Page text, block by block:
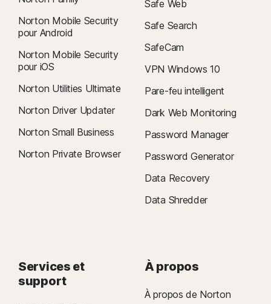
Norton Mobile Security
pour Android
Norton Mobile Security
pour iOS
Norton Utilities Ultimate
Norton Driver Updater
Norton Small Business
Norton Private Browser
Safe Web
Safe Search
SafeCam
VPN Windows 10
Pare-feu intelligent
Dark Web Monitoring
Password Manager
Password Generator
Data Recovery
Data Shredder
Services et
support
À propos
À propos de Norton